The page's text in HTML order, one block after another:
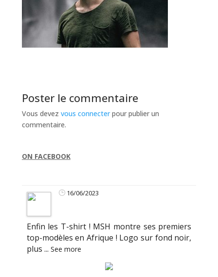
Poster le commentaire
Vous devez vous connecterpour publier un
commentaire.
ON FACEBOOK
16/06/2023
Enfin les T-shirt ! MSH montre ses premiers
top-modèles en Afrique ! Logo sur fond noir,
plus ... See more